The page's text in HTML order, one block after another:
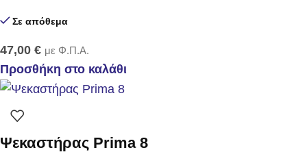
Σε απόθεμα
47,00 € με Φ.Π.Α.
Προσθήκη στο καλάθι
Ψεκαστήρας Prima 8